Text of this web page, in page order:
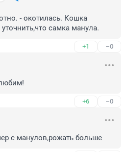
- окотилась. Кошка
самка манула.
+1 –0
+6 –0
с манулов,рожать больше